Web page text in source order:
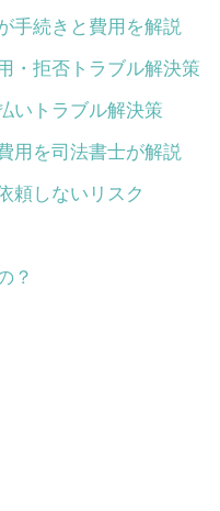
手続きと費用を解説
・拒否トラブル解決策
いトラブル解決策
用を司法書士が解説
頼しないリスク
？